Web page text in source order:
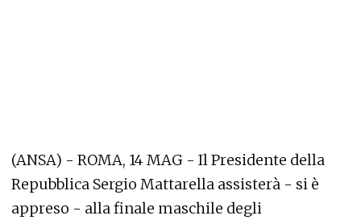
(ANSA) - ROMA, 14 MAG - Il Presidente della
Repubblica Sergio Mattarella assisterà - si è
appreso - alla finale maschile degli